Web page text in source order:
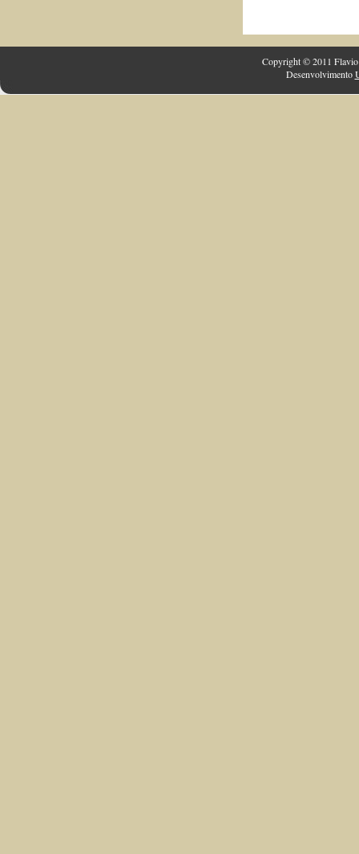
Copyright © 2011 Flavio
Desenvolvimento